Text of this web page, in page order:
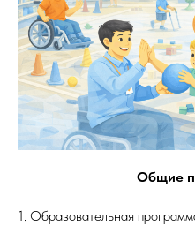
Общие
1. Образовательная